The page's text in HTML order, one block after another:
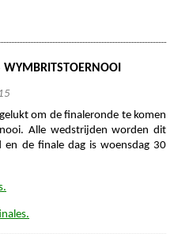
om de finaleronde te komen
Alle wedstrijden worden dit
en de finale dag is woensdag 30